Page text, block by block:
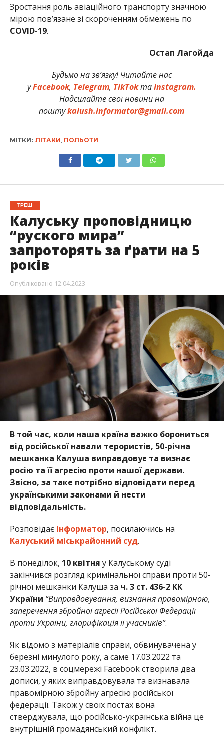
Зростання роль авіаційного транспорту значною
мірою пов’язане зі скороченням обмежень по
COVID-19.
Остап Лагойда
Будьмо на зв’язку! Читайте нас
уFacebook, Telegram, TikTokтаInstagram.
Надсилайте свої новини на
поштуkalush.informator@gmail.com
МІТКИ: ЛІТАКИ ПОЛЬОТИ
ТРЕШ
Калуську проповідницю
“руского мира”
запроторять за ґрати на 5
років
Опубліковано 12.04.2023
В той час, коли наша країна важко борониться
від російської навали терористів, 50-річна
мешканка Калуша виправдовує та визнає
росію та її агресію проти нашої держави.
Звісно, за таке потрібно відповідати перед
українськими законами й нести
відповідальність.
Розповідає Інформатор, посилаючись на
Калуський міськрайонний суд.
В понеділок, 10 квітня у Калуському суді
закінчився розгляд кримінальної справи проти 50-
річної мешканки Калуша за ч. 3 ст. 436-2 КК
України “Виправдовування, визнання правомірною,
заперечення збройної агресії Російської Федерації
проти України, глорифікація її учасників”.
Як відомо з матеріалів справи, обвинувачена у
березні минулого року, а саме 17.03.2022 та
23.03.2022, в соцмережі Facebook створила два
дописи, у яких виправдовувала та визнавала
правомірною збройну агресію російської
федерації. Також у своїх постах вона
стверджувала, що російсько-українська війна це
внутрішній громадянський конфлікт.